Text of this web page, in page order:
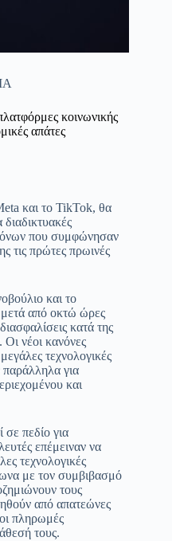
κοινωνικής
απάτες
και το TikTok, θα
που συμφώνησαν
τις πρώτες πρωινές
και το
από οκτώ ώρες
κατά της
Οι νέοι κανόνες
τεχνολογικές
παράλληλα για
και
σε πεδίο για
επέμειναν να
τεχνολογικές
με τον συμβιβασμό
τους
από απατεώνες
πληρωμές
τους.